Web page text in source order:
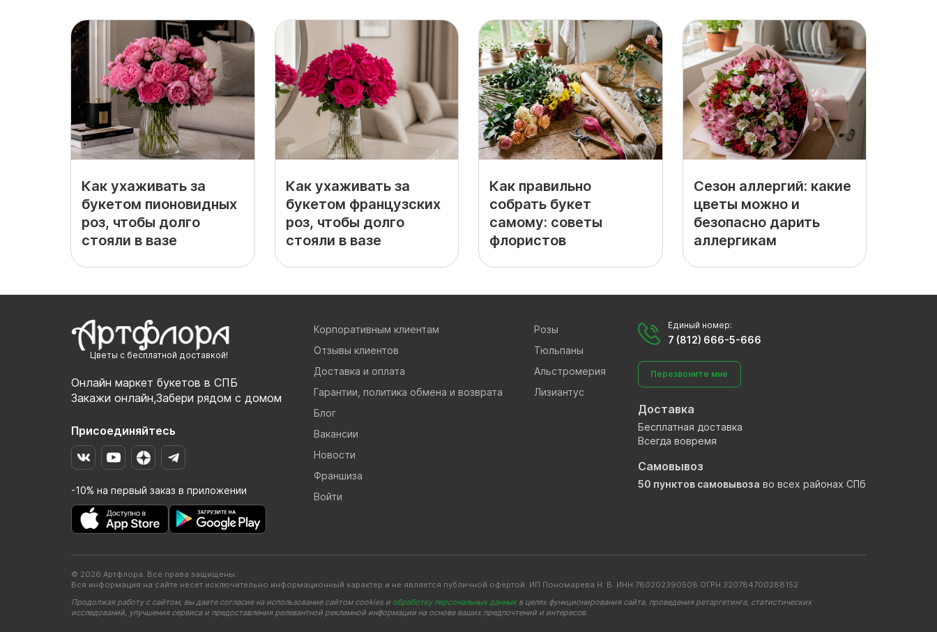
Как ухаживать за
букетом пионовидных
роз, чтобы долго
стояли в вазе
Как ухаживать за
букетом французских
роз, чтобы долго
стояли в вазе
Как правильно
собрать букет
самому: советы
флористов
Сезон аллергий: какие
цветы можно и
безопасно дарить
аллергикам
Цветы с бесплатной доставкой!
Онлайн маркет букетов в СПБ
Закажи онлайн,Забери рядом с домом
Присоединяйтесь
-10% на первый заказ в приложении
Корпоративным клиентам
Отзывы клиентов
Доставка и оплата
Гарантии, политика обмена и возврата
Блог
Вакансии
Новости
Франшиза
Войти
Розы
Тюльпаны
Альстромерия
Лизиантус
Единый номер:
7 (812) 666-5-666
Перезвоните мне
Доставка
Бесплатная доставка
Всегда вовремя
Самовывоз
50 пунктов самовывоза во всех районах СПб
© 2026 Артфлора. Все права защищены.
Вся информация на сайте несет исключительно информационный характер и не является публичной офертой. ИП Пономарева Н. В. ИНН 780202390508 ОГРН 320784700288152
Продолжая работу с сайтом, вы даете согласие на использование сайтом cookies и обработку персональных данныхв целях функционирования сайта, проведения ретаргетинга, статистических
исследований, улучшения сервиса и предоставления релевантной рекламной информации на основе ваших предпочтений и интересов.